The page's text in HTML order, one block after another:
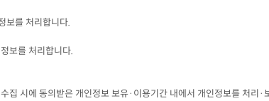
보를 처리합니다.
보를 처리합니다.
수집 시에 동의받은 개인정보 보유·이용기간 내에서 개인정보를